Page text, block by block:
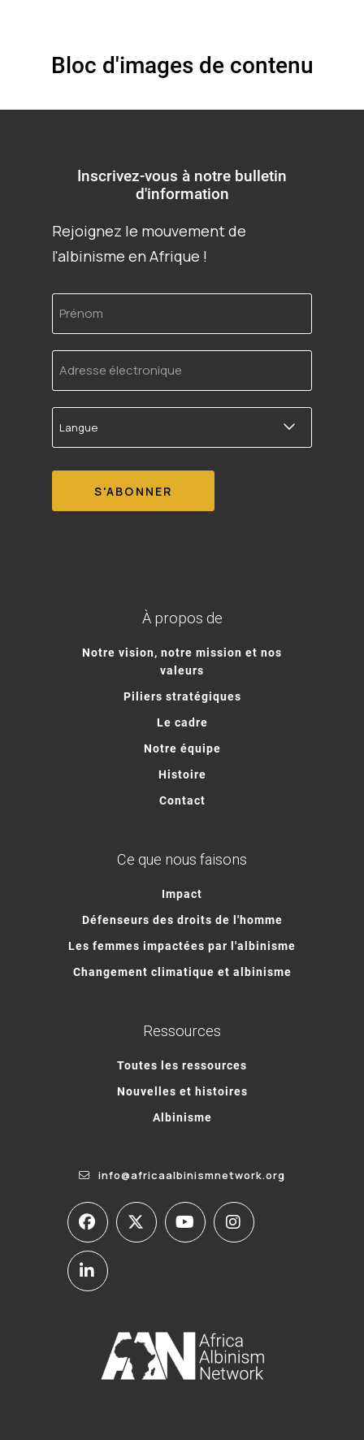
Bloc d'images de contenu
Inscrivez-vous à notre bulletin
d'information
Rejoignez le mouvement de
l'albinisme en Afrique !
Prénom
Adresse
électronique
Langue
À propos de
Notre vision, notre mission et nos
valeurs
Piliers stratégiques
Le cadre
Notre équipe
Histoire
Contact
Ce que nous faisons
Impact
Défenseurs des droits de l'homme
Les femmes impactées par l'albinisme
Changement climatique et albinisme
Ressources
Toutes les ressources
Nouvelles et histoires
Albinisme
info@africaalbinismnetwork.org